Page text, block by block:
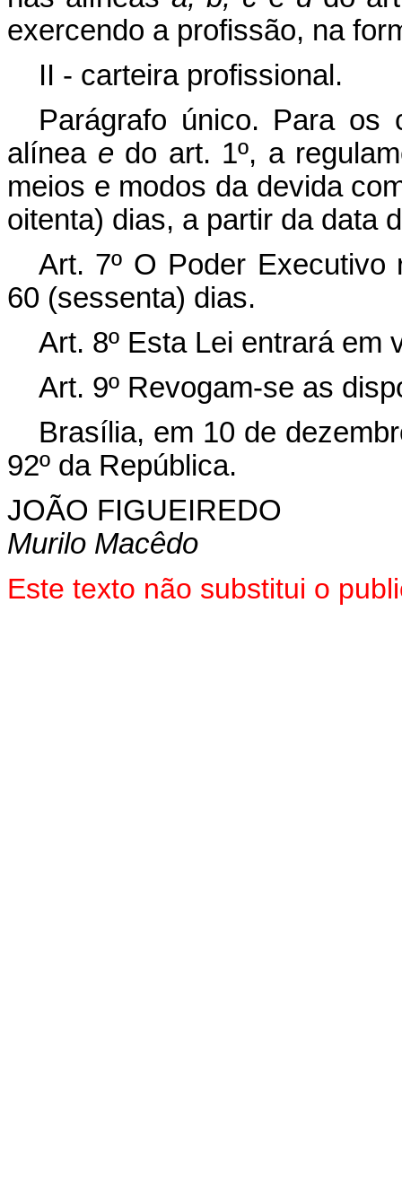
exercendo a profissão, na
II - carteira profissional.
Parágrafo único. Para os
alínea edo art. 1º, a
meios e modos da devida
oitenta) dias, a partir da
Art. 7º O Poder Executivo
60 (sessenta) dias.
Art. 8º Esta Lei entrará em
Art. 9º Revogam-se as
Brasília, em 10 de
92º da República.
JOÃO FIGUEIREDO
Murilo Macêdo
Este texto não substitui o